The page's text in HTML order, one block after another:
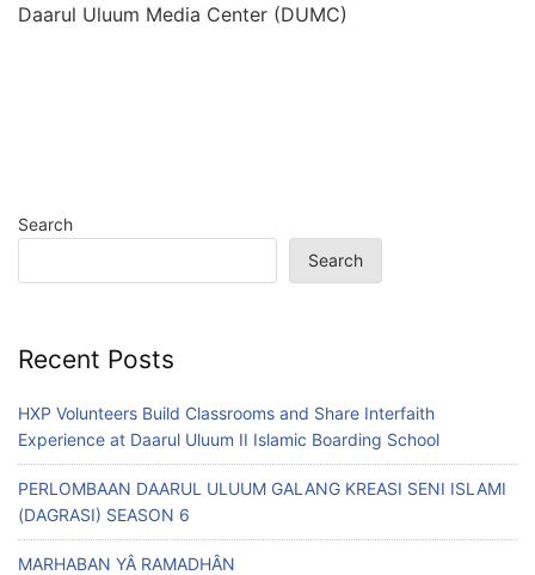
Daarul Uluum Media Center (DUMC)
Search
Search
Recent Posts
HXP Volunteers Build Classrooms and Share Interfaith
Experience at Daarul Uluum II Islamic Boarding School
PERLOMBAAN DAARUL ULUUM GALANG KREASI SENI ISLAMI
(DAGRASI) SEASON 6
MARHABAN YÂ RAMADHÂN